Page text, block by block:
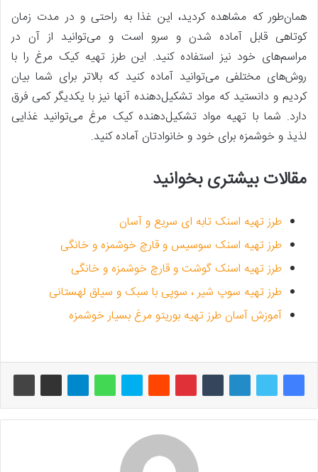
همان‌طور که مشاهده کردید، این غذا به راحتی و در مدت زمان
کوتاهی قابل آماده شدن و سرو است و می‌توانید از آن در
مراسم‌های خود نیز استفاده کنید. این طرز تهیه کیک مرغ را با
روش‌های مختلفی می‌توانید آماده کنید که بالاتر برای‌ شما بیان
کردیم و دانستید که مواد تشکیل‌دهنده آنها نیز با یکدیگر کمی فرق
دارد. شما با تهیه مواد تشکیل‌دهنده کیک مرغ می‌توانید غذایی
لذیذ و خوشمزه برای خود و خانوادتان آماده کنید.
مقالات بیشتری بخوانید
طرز تهیه اسنک تابه ‌ای سریع و آسان
طرز تهیه اسنک سوسیس و قارچ خوشمزه و خانگی
طرز تهیه اسنک گوشت و قارچ خوشمزه و خانگی
طرز تهیه سوپ شیر ، سوپی با سبک و سیاق لهستانی
آموزش آسان طرز تهیه بوریتو مرغ بسیار خوشمزه